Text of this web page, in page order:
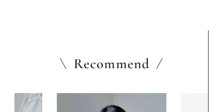
Recommend